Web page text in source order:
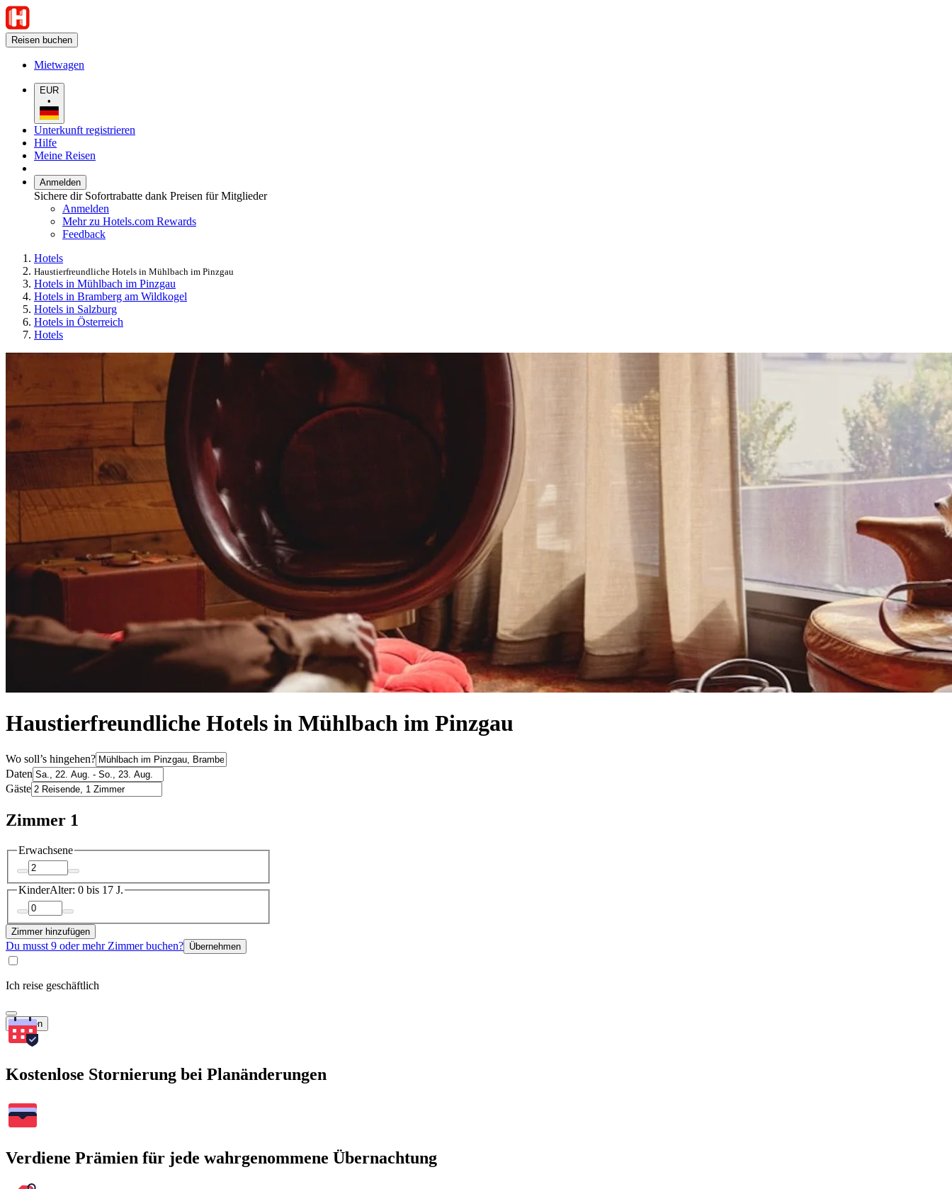
Reisen buchen
Mietwagen
EUR
•
Unterkunft registrieren
Hilfe
Meine Reisen
Anmelden
Sichere dir Sofortrabatte dank Preisen für Mitglieder
Anmelden
Mehr zu Hotels.com Rewards
Feedback
Hotels
Haustierfreundliche Hotels in Mühlbach im Pinzgau
Hotels in Mühlbach im Pinzgau
Hotels in Bramberg am Wildkogel
Hotels in Salzburg
Hotels in Österreich
Hotels
Haustierfreundliche Hotels in Mühlbach im Pinzgau
Wo soll’s hingehen?
Daten
Gäste
Zimmer 1
Erwachsene
KinderAlter: 0 bis 17 J.
Zimmer hinzufügen
Du musst 9 oder mehr Zimmer buchen? Übernehmen
Ich reise geschäftlich
Suchen
Kostenlose Stornierung bei Planänderungen
Verdiene Prämien für jede wahrgenommene Übernachtung